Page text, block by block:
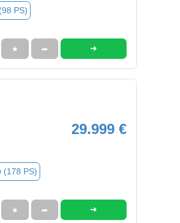
PS)
★ ➦ ➜
29.999 €
(178 PS)
★ ➦ ➜